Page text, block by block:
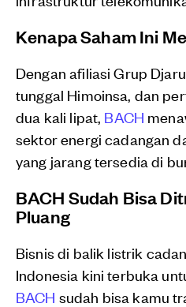
Kenapa Saham Ini
Dengan afiliasi Grup
tunggal Himoinsa, dan
dua kali lipat, BACH
sektor energi cadangan
yang jarang tersedia di
BACH Sudah Bisa
Pluang
Bisnis di balik listrik
Indonesia kini terbuka
BACH sudah bisa kamu